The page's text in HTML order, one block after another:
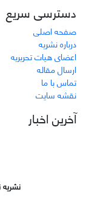
دسترسی سریع
صفحه اصلی
درباره نشریه
اعضای هیات تحریریه
ارسال مقاله
تماس با ما
نقشه سایت
آخرین اخبار